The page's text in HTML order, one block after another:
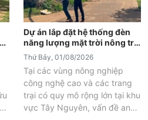
Dự án lắp đặt hệ thống đèn
năng lượng mặt trời nông trại
tại Đắk Lắk
Thứ Bảy, 01/08/2026
Tại các vùng nông nghiệp
công nghệ cao và các trang
trại có quy mô rộng lớn tại khu
vực Tây Nguyên, vấn đề an